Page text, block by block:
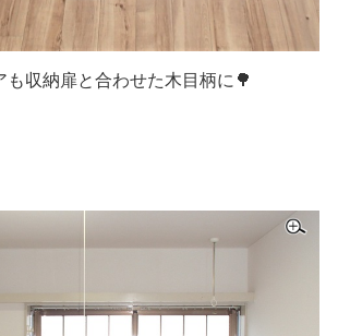
も収納扉と合わせた木目柄に🌳